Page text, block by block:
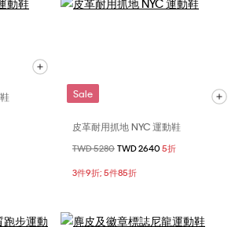
Sale
皮革耐用抓地 NYC 運動鞋
價格扣減從
TWD 5280 至
TWD 2640 5折
3件9折; 5件85折